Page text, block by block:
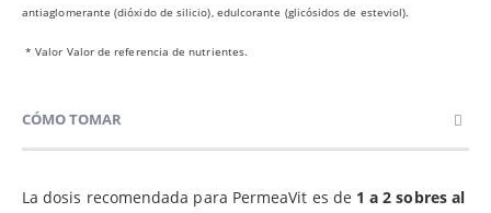
antiaglomerante (dióxido de silicio), edulcorante (glicósidos de esteviol).
* Valor Valor de referencia de nutrientes.
CÓMO TOMAR
La dosis recomendada para PermeaVit es de 1 a 2 sobres al